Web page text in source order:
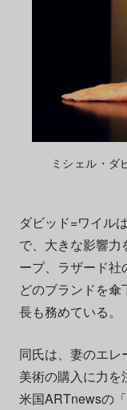
ミシェル・
ダビッド=ワイル
で、大きな影響
ープ、ラザード
どのブランドを
長も務めている。
同氏は、妻のエレ
美術の購入に力を
米国ARTnewsの「